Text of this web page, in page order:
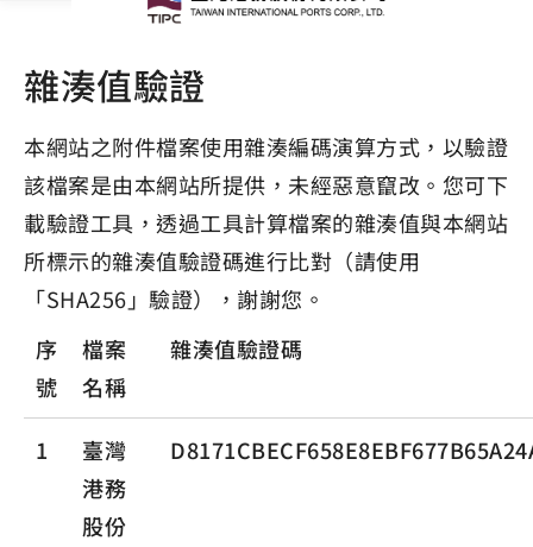
雜湊值驗證
本網站之附件檔案使用雜湊編碼演算方式，以驗證
該檔案是由本網站所提供，未經惡意竄改。您可下
載驗證工具，透過工具計算檔案的雜湊值與本網站
所標示的雜湊值驗證碼進行比對（請使用
「SHA256」驗證），謝謝您。
序
號
檔案
名稱
雜湊值驗證碼
1
臺灣
港務
股份